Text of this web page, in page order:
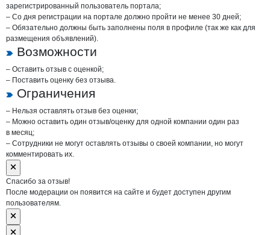
зарегистрированный пользователь портала;
– Со дня регистрации на портале должно пройти не менее 30 дней;
– Обязательно должны быть заполнены поля в профиле (так же как для
размещения объявлений).
Возможности
– Оставить отзыв с оценкой;
– Поставить оценку без отзыва.
Ограничения
– Нельзя оставлять отзыв без оценки;
– Можно оставить один отзыв/оценку для одной компании один раз
в месяц;
– Сотрудники не могут оставлять отзывы о своей компании, но могут
комментировать их.
Спасибо за отзыв!
После модерации он появится на сайте и будет доступен другим
пользователям.